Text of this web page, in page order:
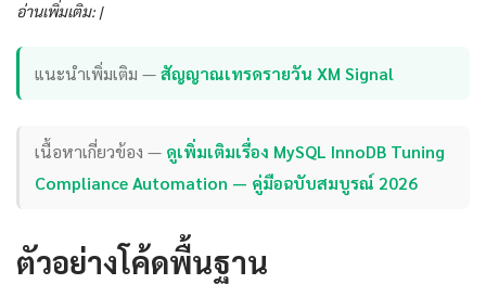
อ่านเพิ่มเติม: |
แนะนำเพิ่มเติม —สัญญาณเทรดรายวัน XM Signal
เนื้อหาเกี่ยวข้อง — ดูเพิ่มเติมเรื่อง MySQL InnoDB Tuning
Compliance Automation — คู่มือฉบับสมบูรณ์ 2026
ตัวอย่างโค้ดพื้นฐาน